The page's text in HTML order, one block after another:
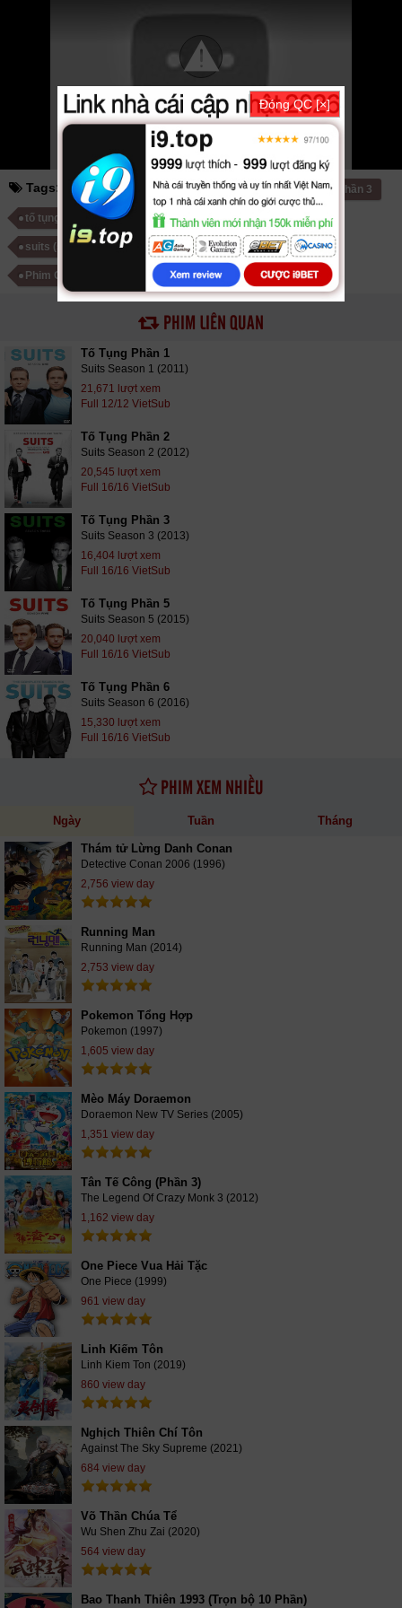
nhanh nhất. Tải link fshare drive và download phim Tố Tụng Phần 4 vtv
HTV SCTV GOTV FullHD mới nhất. Mời các bạn đón xem bộ phim
Tụng Phần 4Full 16/16 VietSub
Tags: tố tụng phần 1 tố tụng phần 2 tố tụng phần 3
tố tụng phần 4 tố tụng phần 5 tố tụng phần 6
suits (season 1) (2011) Phim Mỹ Phim Bộ Mỹ
Phim Châu Âu Phim Bộ Châu Âu
PHIM LIÊN QUAN
Tố Tụng Phần 1
Suits Season 1 (2011)
21,671 lượt xem
Full 12/12 VietSub
Tố Tụng Phần 2
Suits Season 2 (2012)
20,545 lượt xem
Full 16/16 VietSub
Tố Tụng Phần 3
Suits Season 3 (2013)
16,404 lượt xem
Full 16/16 VietSub
Tố Tụng Phần 5
Suits Season 5 (2015)
20,040 lượt xem
Full 16/16 VietSub
Tố Tụng Phần 6
Suits Season 6 (2016)
15,330 lượt xem
Full 16/16 VietSub
PHIM XEM NHIỀU
Ngày Tuần Tháng
Thám tử Lừng Danh Conan
Detective Conan 2006 (1996)
2,756 view day
Running Man
Running Man (2014)
2,753 view day
Pokemon Tổng Hợp
Pokemon (1997)
1,605 view day
Mèo Máy Doraemon
Doraemon New TV Series (2005)
1,351 view day
Tân Tế Công (Phần 3)
The Legend Of Crazy Monk 3 (2012)
1,162 view day
One Piece Vua Hải Tặc
One Piece (1999)
961 view day
Linh Kiếm Tôn
Linh Kiem Ton (2019)
860 view day
Nghịch Thiên Chí Tôn
Against The Sky Supreme (2021)
684 view day
Võ Thần Chúa Tể
Wu Shen Zhu Zai (2020)
564 view day
Bao Thanh Thiên 1993 (Trọn bộ 10 Phần)
Đóng QC [×]